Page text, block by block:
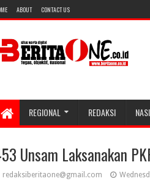
ABOUT CONTACT US
REGIONAL REDAKSI
Unsam Laksanakan
redaksiberitaone@gmail.com